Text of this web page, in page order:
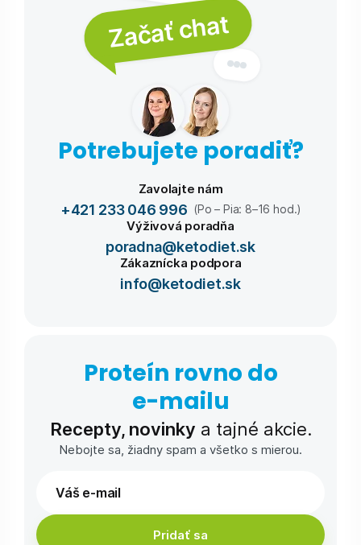
Začať chat
Potrebujete poradiť?
Zavolajte nám
+421 233 046 996 (Po – Pia: 8–16 hod.)
Výživová poradňa
poradna@ketodiet.sk
Zákaznícka podpora
info@ketodiet.sk
Proteín rovno do
e-⁠mailu
Recepty, novinky a tajné akcie.
Nebojte sa, žiadny spam a všetko s mierou.
Pridať sa